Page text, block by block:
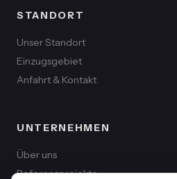
STANDORT
Unser Standort
Einzugsgebiet
Anfahrt & Kontakt
UNTERNEHMEN
Über uns
Referenzprojekte